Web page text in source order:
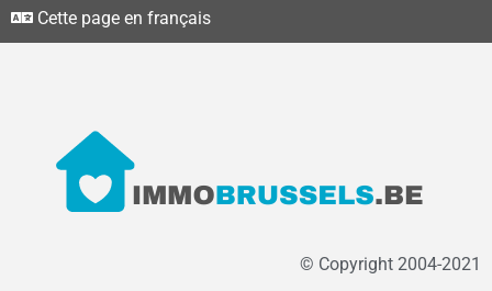
Cette page en français
© Copyright 2004-2021